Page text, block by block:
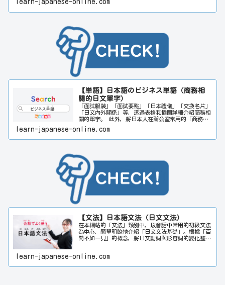
照」。關於旅行常用單字和商務相關單字，請參考「日
提升多多少少都有所幫助。
learn-japanese-online.com
【単語】日本語のビジネス単語（商務相
關的日文單字）
「面試服裝」「面試要點」「日本禮儀」「交換名片」
「日文內外關係」等，透過表格和插圖詳細介紹商務相
關的單字。 此外，將日本人在辦公室常用的「商務用
語」按50音順序進行整理，將日文商務郵件的寫法分成
「公司內」「公司外」，按郵件主題作成了日文的範
本。 為了便於理解日文內容，在日文範本旁邊合併了
找的單字，請在網頁右上角的搜尋欄輸入相關單字。日
文或中文都可以搜尋。希望本網站能對日文學習者的日
文能力提升多多少少都有所幫助。
learn-japanese-online.com
【文法】日本語文法（日文文法）
在本網站的「文法」類別中，以會話中常用的初級文法
為中心，簡單明瞭地介紹「日文文法基礎」。根據「百
聞不如一見」的概念，將日文動詞與形容詞的變化整理
的文法。此外，將日文的「自動詞」與「他動詞」按4
learn-japanese-online.com